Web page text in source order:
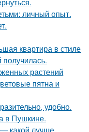
личный опыт.
квартира в стиле
получилась.
растений
пятна и
удобно.
в Пушкине.